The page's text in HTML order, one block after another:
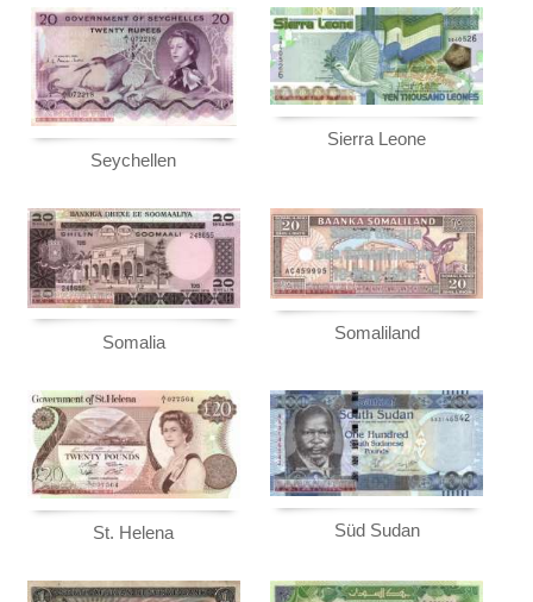
Seychellen
Sierra Leone
Somalia Somaliland
St. Helena Süd Sudan